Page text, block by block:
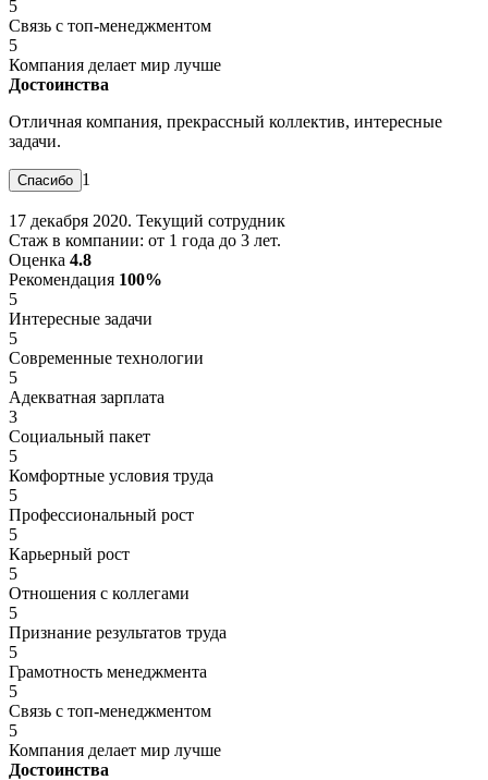
5
Связь с топ-менеджментом
5
Компания делает мир лучше
Достоинства
Отличная компания, прекрассный коллектив, интересные
задачи.
1
17 декабря 2020. Текущий сотрудник
Стаж в компании: от 1 года до 3 лет.
Оценка 4.8
Рекомендация 100%
5
Интересные задачи
5
Современные технологии
5
Адекватная зарплата
3
Социальный пакет
5
Комфортные условия труда
5
Профессиональный рост
5
Карьерный рост
5
Отношения с коллегами
5
Признание результатов труда
5
Грамотность менеджмента
5
Связь с топ-менеджментом
5
Компания делает мир лучше
Достоинства